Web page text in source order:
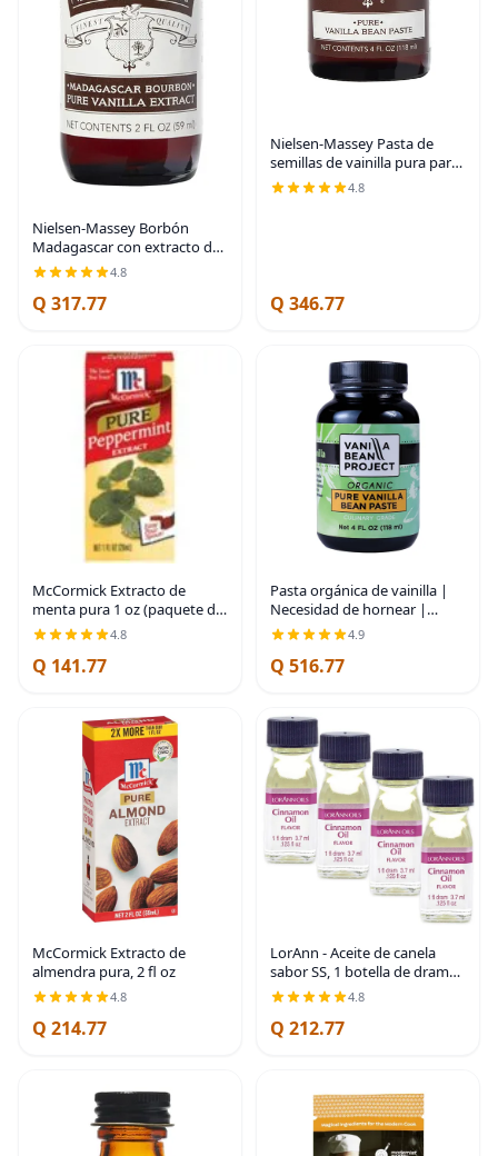
Nielsen-Massey Borbón
Madagascar con extracto de
vainilla pura, 2 oz
4.8
Q 317.77
Nielsen-Massey Pasta de
semillas de vainilla pura para
hornear y cocinar, frasco de 4
onzas
4.8
Q 346.77
McCormick Extracto de
menta pura 1 oz (paquete de
18)
4.8
Q 141.77
Pasta orgánica de vainilla |
Necesidad de hornear |
Vainilla pura para cocinar |
Vanilla Bean Project | 4 onzas
4.9
Q 516.77
McCormick Extracto de
almendra pura, 2 fl oz
4.8
Q 214.77
LorAnn - Aceite de canela
sabor SS, 1 botella de dram
(0.0125 onzas líquidas - 0.1 fl
oz), paquete de 4
4.8
Q 212.77